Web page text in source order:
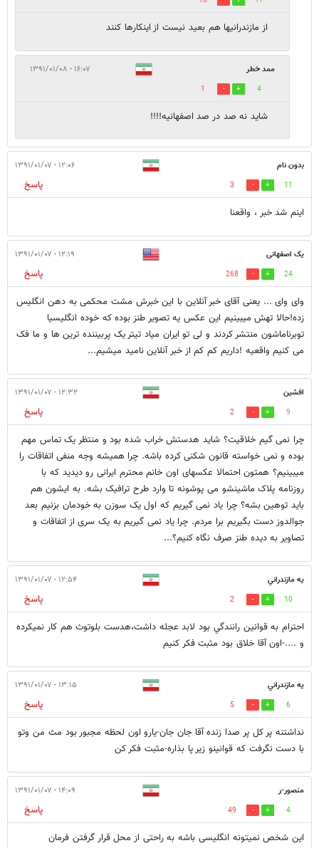
از مازندرانیها هم بعید نیست از اینکارها کنند
ممد خطر ۱۶:۰۷ - ۱۳۹۱/۰۱/۰۸
4
1
شاید نه صد در صد اصفهانیه!!!!
بدون نام ۱۲:۰۶ - ۱۳۹۱/۰۱/۰۷
11
3
پاسخ
اینم شد خبر ، واقعنا
یک اصفهانی ۱۲:۱۹ - ۱۳۹۱/۰۱/۰۷
24
268
پاسخ
وای وای ... یعنی آقای خبر آنلاین با این خبرش مشت محکمی به دهن انگلیس
زده!حالا تهش میبینیم این عکس یه تصویر طنز بوده که خوده انگلیسیا
توبرناماشون منتشر کردند و لی تو ایران میاد تیتر یک پربیننده ترین ها و ما فک
می کنیم واقعیه !داریم کم کم از خبر آنلاین نامید میشیم...
افشین ۱۲:۳۲ - ۱۳۹۱/۰۱/۰۷
9
2
پاسخ
چرا نمی گیم خلاقیت؟ شاید هدستش خراب شده بود و منتظر یک تماس مهم
بوده و نمی خواسته قانون شکنی کرده باشه. چرا همیشه وجه منفی اتفاقات را
میبینیم؟ همتون احتمالا عکسهای اون خانم محترم ایرانی رو دیدید که با
روزنامه پلاک ماشینشو می پوشونه تا وارد طرح ترافیک بشه. به ایشون هم
باید توهین بشه؟ چرا یاد نمی گیریم که اول یک سوزن به خودمان بزنیم بعد
جوالدوز دست بگیریم برا مردم. چرا یاد نمی گیریم به یک سری از اتفاقات و
تصاویر به دیده طنز صرف نگاه کنیم؟...
يه مازندراني ۱۲:۵۴ - ۱۳۹۱/۰۱/۰۷
10
2
پاسخ
احترام به قوانين رانندگي بود لابد عجله داشت،هدست بلوتوث هم كار نميكرده
و ....-اون آقا خلاق بود مثبت فكر كنيم
يه مازندراني ۱۳:۱۵ - ۱۳۹۱/۰۱/۰۷
6
5
پاسخ
نداشتنه پر كل پر صدا زنده آقا جان جان-يارو اون لحظه مجبور بود مث من وتو
با دست نگرفت كه قوانينو زير پا بذاره-مثبت فكر كن
منصور-ر ۱۴:۰۹ - ۱۳۹۱/۰۱/۰۷
4
49
پاسخ
این شخص نمیتونه انگلیسی باشه به راحتی از محل قرار گرفتن فرمان